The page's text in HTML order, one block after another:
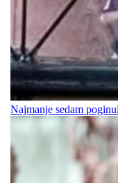
Najmanje sedam